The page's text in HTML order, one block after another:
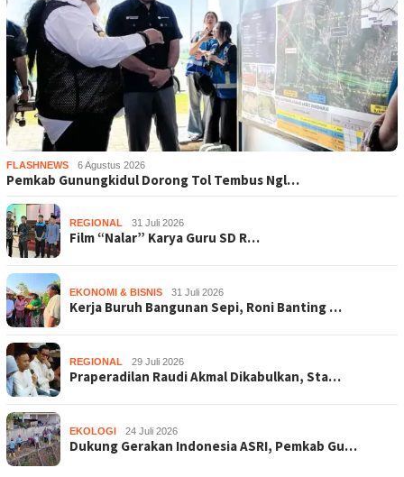
FLASHNEWS 6 Agustus 2026
Pemkab Gunungkidul Dorong Tol Tembus Ngl…
REGIONAL 31 Juli 2026
Film “Nalar” Karya Guru SD R…
EKONOMI & BISNIS 31 Juli 2026
Kerja Buruh Bangunan Sepi, Roni Banting …
REGIONAL 29 Juli 2026
Praperadilan Raudi Akmal Dikabulkan, Sta…
EKOLOGI 24 Juli 2026
Dukung Gerakan Indonesia ASRI, Pemkab Gu…